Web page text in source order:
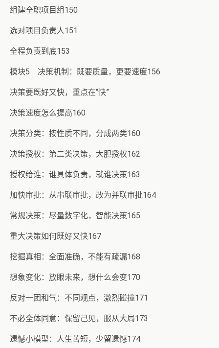
组建全职项目组150
选对项目负责人151
全程负责到底153
模块5 决策机制：既要质量，更要速度156
决策要既好又快，重点在“快”
决策速度怎么提高160
决策分类：按性质不同，分成两类160
决策授权：第二类决策，大胆授权162
授权给谁：谁具体负责，就谁决策163
加快审批：从串联审批，改为并联审批164
常规决策：尽量数字化，智能决策165
重大决策如何既好又快167
挖掘真相：全面准确，不能有疏漏168
想象变化：放眼未来，想什么会变170
反对一团和气：不同观点，激烈碰撞171
不必全体同意：保留己见，服从大局173
遗憾小模型：人生苦短，少留遗憾174